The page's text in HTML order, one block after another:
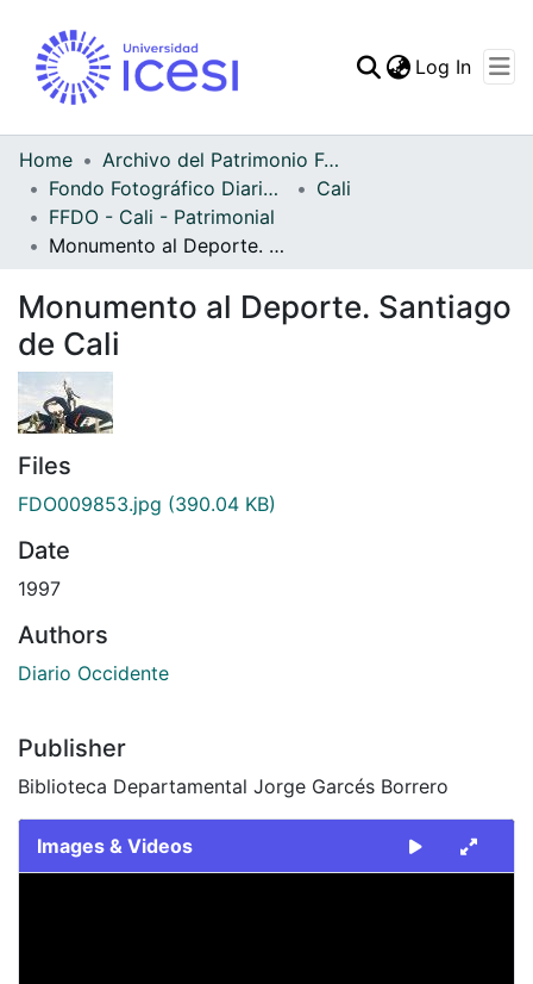
Statistics
Log In
Home
Archivo del Patrimonio Fotográfico y Fílmico del Valle del Cauca
Fondo Fotográfico Diario Occidente
Cali
FFDO - Cali - Patrimonial
Monumento al Deporte. Santiago de Cali
Monumento al Deporte. Santiago
de Cali
Files
FDO009853.jpg (390.04 KB)
Date
1997
Authors
Diario Occidente
Publisher
Biblioteca Departamental Jorge Garcés Borrero
Images & Videos